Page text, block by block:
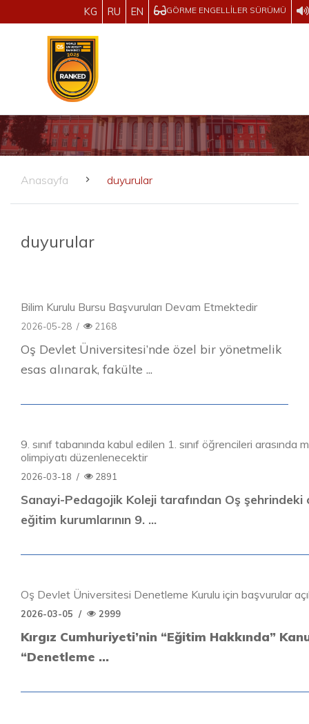
KG RU EN GÖRME ENGELLILER SÜRÜMÜ
Anasayfa duyurular
duyurular
Bilim Kurulu Bursu Başvuruları Devam Etmektedir
2026-05-28 / 2168
Oş Devlet Üniversitesi’nde özel bir yönetmelik
esas alınarak, fakülte ...
9. sınıf tabanında kabul edilen 1. sınıf öğrencileri arasında
olimpiyatı düzenlenecektir
2026-03-18 / 2891
Sanayi-Pedagojik Koleji tarafından Oş
eğitim kurumlarının 9. ...
Oş Devlet Üniversitesi Denetleme Kurulu için başvurular
2026-03-05 / 2999
Kırgız Cumhuriyeti’nin “Eğitim Hakkında”
“Denetleme ...